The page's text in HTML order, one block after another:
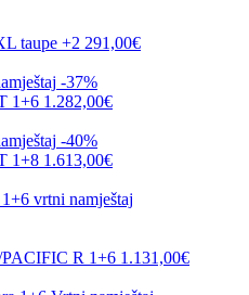
taupe +2 291,00€
-37%
1+6 1.282,00€
-40%
1+8 1.613,00€
R 1+6 1.131,00€